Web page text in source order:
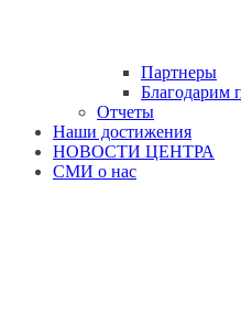
Партнеры
Благодарим
Отчеты
Наши достижения
НОВОСТИ ЦЕНТРА
СМИ о нас